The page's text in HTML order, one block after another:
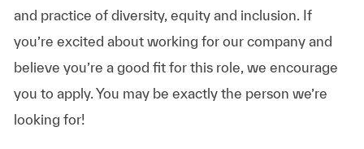
and practice of diversity, equity and inclusion. If
you’re excited about working for our company and
believe you’re a good fit for this role, we encourage
you to apply. You may be exactly the person we’re
looking for!